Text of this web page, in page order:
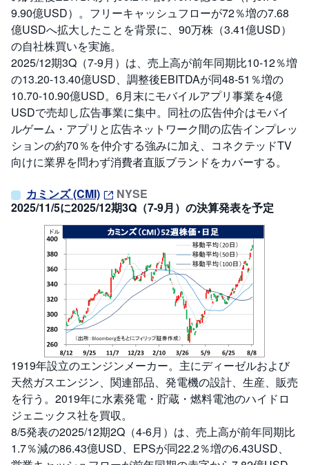
9.90億USD）。フリーキャッシュフローが72％増の7.68
億USDへ拡大したことを背景に、90万株（3.41億USD）
の自社株買いを実施。
2025/12期3Q（7-9月）は、売上高が前年同期比10-12％増
の13.20-13.40億USD、調整後EBITDAが同48-51％増の
10.70-10.90億USD。6月末にモバイルアプリ事業を4億
USDで売却し広告事業に集中。同社の広告仲介はモバイ
ルゲーム・アプリと広告ネットワーク間の広告インプレッ
ションの約70％を仲介する強みに加え、コネクテッドTV
向けに業界を問わず消費者直販ブランドをカバーする。
カミンズ (CMI)
NYSE
2025/11/5に2025/12期3Q（7-9月）の決算発表を予定
1919年設立のエンジンメーカー。主にディーゼルおよび
天然ガスエンジン、関連部品、発電機の設計、生産、販売
を行う。2019年に水素発電・貯蔵・燃料電池のハイドロ
ジェニックス社を買収。
8/5発表の2025/12期2Q（4-6月）は、売上高が前年同期比
1.7％減の86.43億USD、EPSが同22.2％増の6.43USD、